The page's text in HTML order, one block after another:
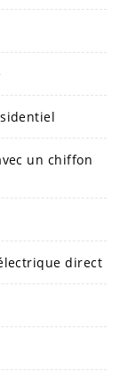
un chiffon
direct